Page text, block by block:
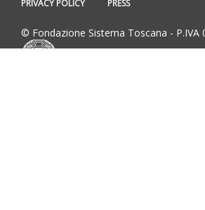
PRIVACY POLICY PRESS
© Fondazione Sistema Toscana - P.IVA